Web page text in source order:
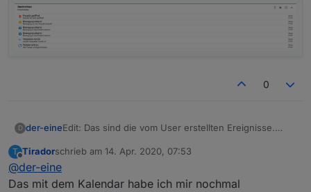
0
D der-eineEdit: Das sind die vom User erstellten Ereignisse.
@Tirador werden sie das nicht?
0 = today
T
Offline
Tiradorschrieb am 14. Apr. 2020, 07:53
zuletzt editiert von
@der-eine
Das mit dem Kalendar habe ich mir nochmal